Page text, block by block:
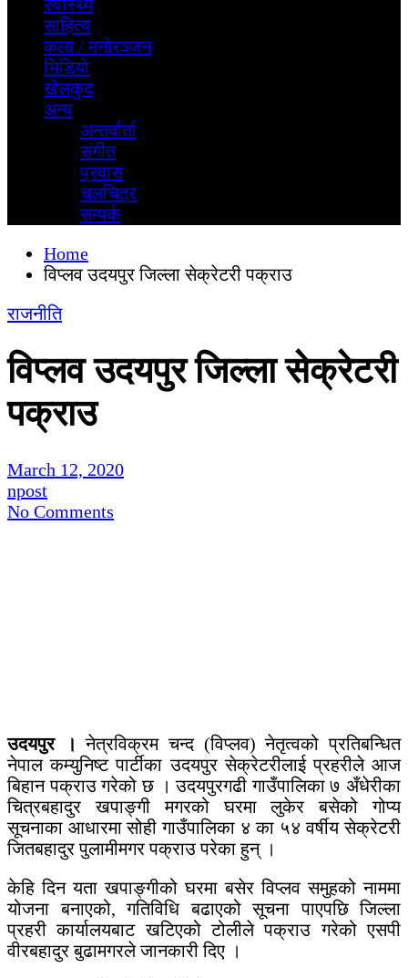
स्वास्थ्य
साहित्य
कला / मनोरञ्जन
भिडियाे
खेलकुद
अन्य
अन्तर्वार्ता
स‌ंगीत
प्रवास
चलचित्र
सम्पर्क
Home
विप्लव उदयपुर जिल्ला सेक्रेटरी पक्राउ
राजनीति
विप्लव उदयपुर जिल्ला सेक्रेटरी
पक्राउ
March 12, 2020
npost
No Comments
उदयपुर । नेत्रविक्रम चन्द (विप्लव) नेतृत्वको प्रतिबन्धित
नेपाल कम्युनिष्ट पार्टीका उदयपुर सेक्रेटरीलाई प्रहरीले आज
बिहान पक्राउ गरेको छ । उदयपुरगढी गाउँपालिका ७ अँधेरीका
चित्रबहादुर खपाङ्गी मगरको घरमा लुकेर बसेको गोप्य
सूचनाका आधारमा सोही गाउँपालिका ४ का ५४ वर्षीय सेक्रेटरी
जितबहादुर पुलामीमगर पक्राउ परेका हुन् ।
केहि दिन यता खपाङ्गीको घरमा बसेर विप्लव समुहको नाममा
योजना बनाएको, गतिविधि बढाएको सूचना पाएपछि जिल्ला
प्रहरी कार्यालयबाट खटिएको टोलीले पक्राउ गरेको एसपी
वीरबहादुर बुढामगरले जानकारी दिए ।